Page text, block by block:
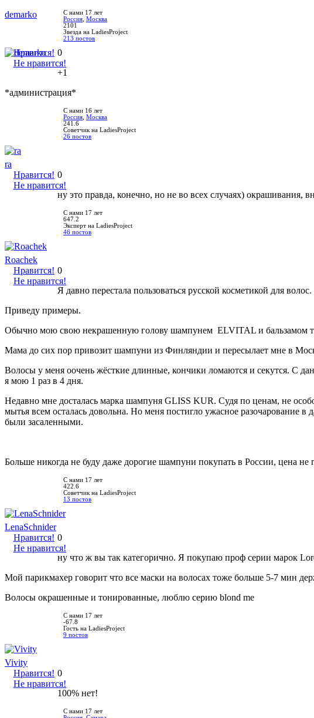
С нами 17 лет
Россия Москва
2101
Звезда на LadiesProject
213 постов
demarko
Нравится!
Не нравится!
0
+1
*администрация*
С нами 16 лет
Россия Москва
241.6
Советчик на LadiesProject
26 постов
ra
Нравится!
Не нравится!
0
ну это правда, конечно, но не во всех случаях) окрашивания,
С нами 17 лет
647.2
Эксперт на LadiesProject
46 постов
Roachek
Нравится!
Не нравится!
0
Я давно перестала пользоваться русской косметикой для
Приведу примеры.
Обычно мою свою некрашенную голову шампунем ELVITAL и бальзамом
Мама до сих пор привозит шампуни из Финляндии и пересылает мне в
Волосы у меня оочень жёсткие длинные, кончики ломаются и секутся. С
я мою 1 раз в 4 дня.
Недавно мне досталась марка шампуня GLISS KUR. Судя по ценам, не
мытья всем осталась довольна. Но меня постигло ужасное разочарование
были засаленными.
Больше никогда не буду даже дорогие шампуни покупать в России, цена не
С нами 17 лет
422.6
Советчик на LadiesProject
13 постов
LenaSchnider
Нравится!
Не нравится!
0
ну что ж вы так категорично. Я покупаю проф серии марок
Мой парикмахер говорит что все маски на волосах тоже больше 5-7 мин
Волосы окрашенные и тонированные, люблю серию blond me
С нами 17 лет
-67.8
Гость на LadiesProject
9 постов
Vivity
Нравится!
Не нравится!
0
100% нет!
С нами 17 лет